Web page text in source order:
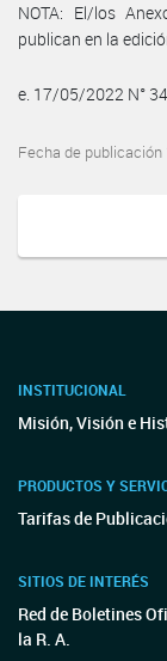
NOTA: El/los
publican en la
e. 17/05/2022 N°
Fecha de
INSTITUCIONAL
Misión, Visión e
PRODUCTOS Y
Tarifas de
SITIOS DE INTERÉS
Red de Boletines
la R. A.